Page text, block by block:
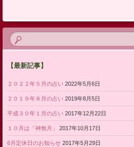
【最新記事】
２０２２年５月の占い 2022年5月6日
２０１９年８月の占い 2019年8月5日
平成３０年１月の占い 2017年12月22日
１０月は「神無月」 2017年10月17日
6月定休日のお知らせ 2017年5月29日